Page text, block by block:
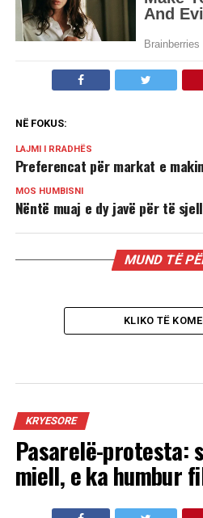
NË FOKUS:
LAJMI I RRADHËS
Preferencat për markat e
MOS HUMBISNI
Nëntë muaj e dy javë për të
MUND TË
KLIKO TË
KRYESORE
Pasarelë-protesta:
miell, e ka humbur